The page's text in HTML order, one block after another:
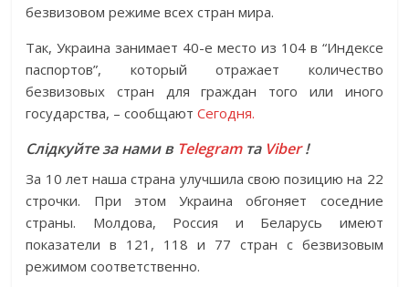
безвизовом режиме всех стран мира.
Так, Украина занимает 40-е место из 104 в “Индексе
паспортов”, который отражает количество
безвизовых стран для граждан того или иного
государства, – сообщаютСегодня.
Слідкуйте за нами в Telegramта Viber!
За 10 лет наша страна улучшила свою позицию на 22
строчки. При этом Украина обгоняет соседние
страны. Молдова, Россия и Беларусь имеют
показатели в 121, 118 и 77 стран с безвизовым
режимом соответственно.